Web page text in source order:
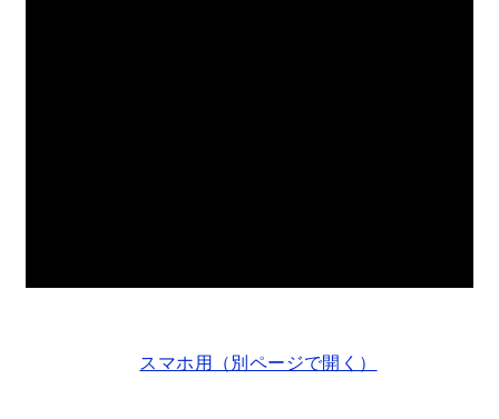
スマホ用（別ページで開く）